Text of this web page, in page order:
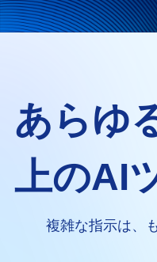
あらゆ
上のAI
複雑な指示は、